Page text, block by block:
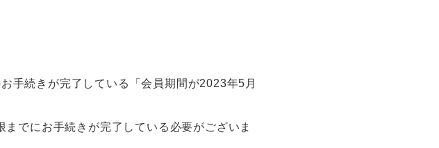
手続きが完了している「会員期間が2023年5月
までにお手続きが完了している必要がございま